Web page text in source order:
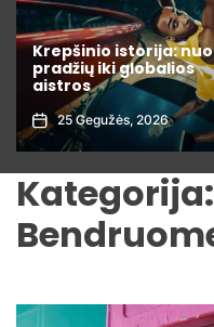
varžybų statistiką
profesionalas: 7
rodikliai, kuriuos
privalote žinoti prieš
dedant lažybas
1 Rugpjūčio, 2026
Kategorija: